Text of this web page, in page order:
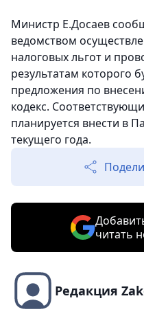
Министр Е.Досаев
ведомством
налоговых льгот и
результатам которого
предложения по
кодекс.
планируется внести в
текущего года.
читать
Редакция